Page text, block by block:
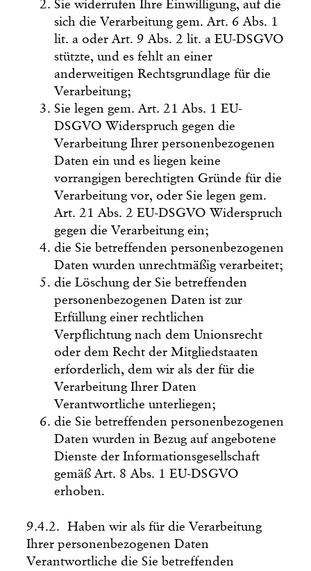
Sie widerrufen Ihre Einwilligung, auf die
sich die Verarbeitung gem. Art. 6 Abs. 1
lit. a oder Art. 9 Abs. 2 lit. a EU-DSGVO
stützte, und es fehlt an einer
anderweitigen Rechtsgrundlage für die
Verarbeitung;
Sie legen gem. Art. 21 Abs. 1 EU-
DSGVO Widerspruch gegen die
Verarbeitung Ihrer personenbezogenen
Daten ein und es liegen keine
vorrangigen berechtigten Gründe für die
Verarbeitung vor, oder Sie legen gem.
Art. 21 Abs. 2 EU-DSGVO Widerspruch
gegen die Verarbeitung ein;
die Sie betreffenden personenbezogenen
Daten wurden unrechtmäßig verarbeitet;
die Löschung der Sie betreffenden
personenbezogenen Daten ist zur
Erfüllung einer rechtlichen
Verpflichtung nach dem Unionsrecht
oder dem Recht der Mitgliedstaaten
erforderlich, dem wir als der für die
Verarbeitung Ihrer Daten
Verantwortliche unterliegen;
die Sie betreffenden personenbezogenen
Daten wurden in Bezug auf angebotene
Dienste der Informationsgesellschaft
gemäß Art. 8 Abs. 1 EU-DSGVO
erhoben.
9.4.2. Haben wir als für die Verarbeitung
Ihrer personenbezogenen Daten
Verantwortliche die Sie betreffenden